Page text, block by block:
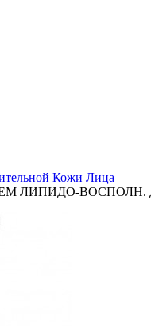
Кожи Лица
ЛИПИДО-ВОСПОЛН.